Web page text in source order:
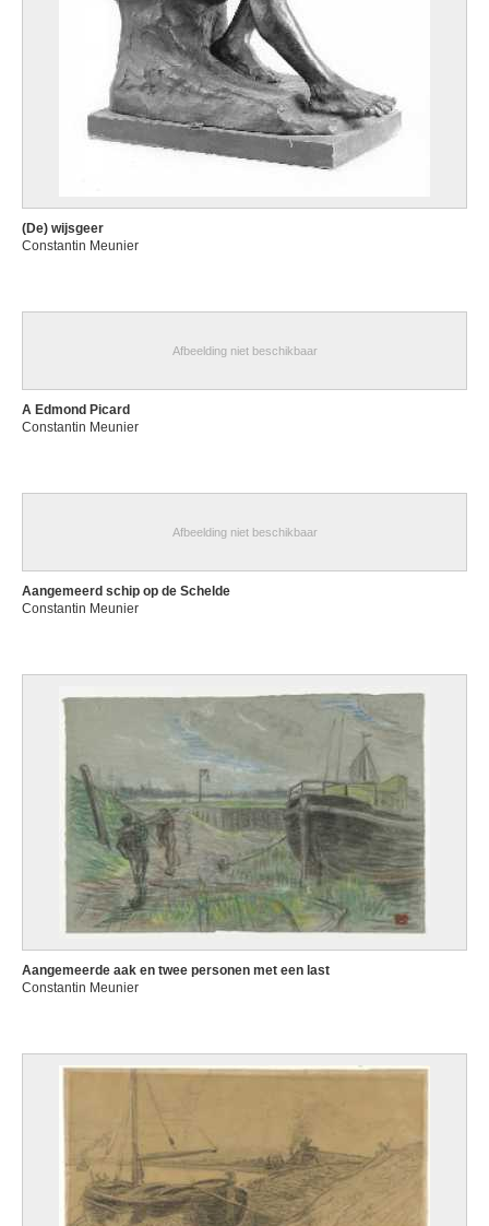
(De) wijsgeer
Constantin Meunier
Afbeelding niet beschikbaar
A Edmond Picard
Constantin Meunier
Afbeelding niet beschikbaar
Aangemeerd schip op de Schelde
Constantin Meunier
Aangemeerde aak en twee personen met een last
Constantin Meunier